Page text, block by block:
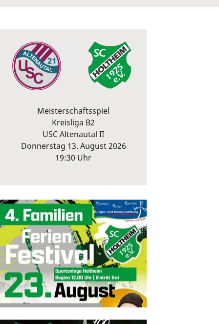
Meisterschaftsspiel
Kreisliga B2
USC Altenautal II
Donnerstag 13. August 2026
19:30 Uhr